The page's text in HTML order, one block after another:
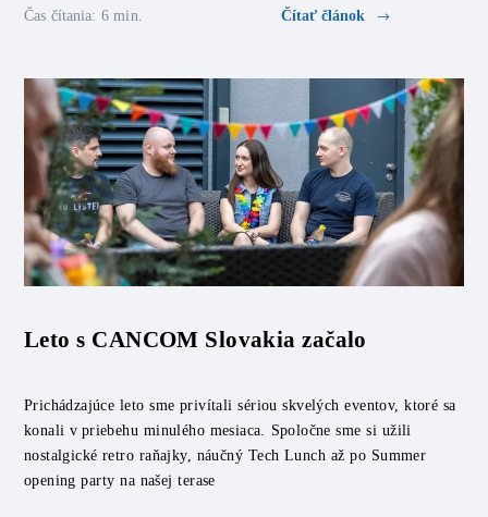
ovplyvňuje jej […]
Čas čítania: 6 min. Čítať článok
Leto s CANCOM Slovakia začalo
Prichádzajúce leto sme privítali sériou skvelých eventov, ktoré sa
konali v priebehu minulého mesiaca. Spoločne sme si užili
nostalgické retro raňajky, náučný Tech Lunch až po Summer
opening party na našej terase